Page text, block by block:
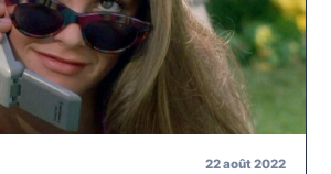
22 août 2022